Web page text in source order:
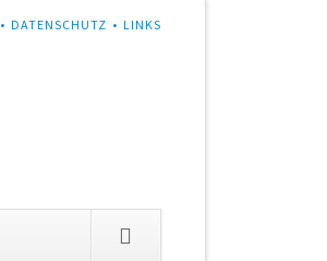
DATENSCHUTZ LINKS